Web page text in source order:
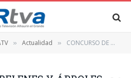
» Actualidad » CONCURSO DE BELENES Y ÁRBOLES DE NAVIDAD DE RADIO TELEVISIÓN ALHAURÍN EL GRANDE 2025